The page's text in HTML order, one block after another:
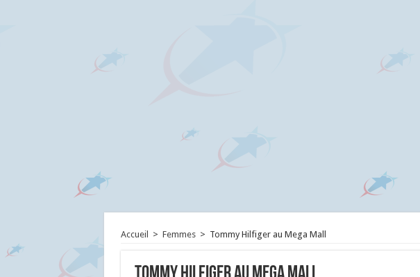
Accueil > Femmes > Tommy Hilfiger au Mega Mall